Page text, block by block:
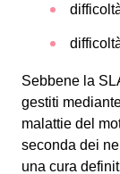
Sebbene la
gestiti
malattie del
seconda dei
una cura